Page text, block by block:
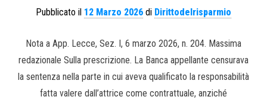
Pubblicato il 12 Marzo 2026 di Dirittodelrisparmio
Nota a App. Lecce, Sez. I, 6 marzo 2026, n. 204. Massima
redazionale Sulla prescrizione. La Banca appellante censurava
la sentenza nella parte in cui aveva qualificato la responsabilità
fatta valere dall’attrice come contrattuale, anziché